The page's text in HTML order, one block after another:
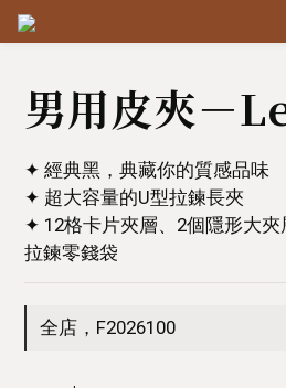
男用皮夾－
✦ 經典黑，典藏你的質感品味
✦ 超大容量的U型拉鍊長夾
✦ 12格卡片夾層、2個隱形大
拉鍊零錢袋
全店，F2026100